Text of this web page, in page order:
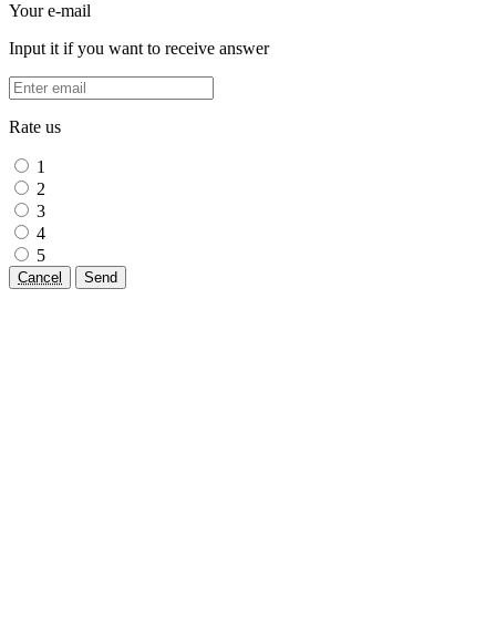
Your e-mail
Input it if you want to receive answer
Rate us
1
2
3
4
5
Cancel Send